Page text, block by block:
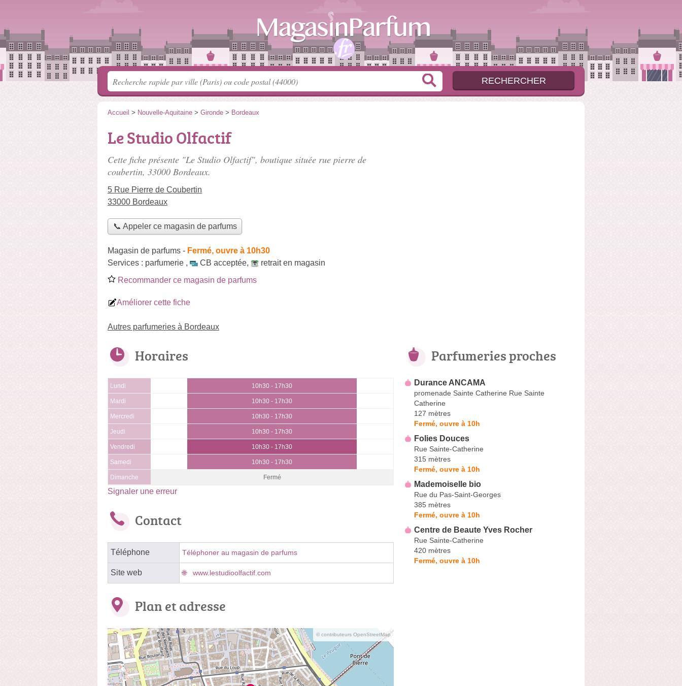
Accueil > Nouvelle-Aquitaine > Gironde > Bordeaux
Le Studio Olfactif
Cette fiche présente "Le Studio Olfactif", boutique située rue pierre de
coubertin, 33000 Bordeaux.
5 Rue Pierre de Coubertin
33000 Bordeaux
📞 Appeler ce magasin de parfums
Magasin de parfums - Fermé, ouvre à 10h30
Services : parfumerie , CB acceptée,
retrait en magasin
Recommander ce magasin de parfums
Améliorer cette fiche
Autres parfumeries à Bordeaux
Horaires
Lundi 10h30 - 17h30
Mardi 10h30 - 17h30
Mercredi 10h30 - 17h30
Jeudi 10h30 - 17h30
Vendredi 10h30 - 17h30
Samedi 10h30 - 17h30
Dimanche Fermé
Signaler une erreur
Contact
Téléphone Téléphoner au magasin de parfums
Site web www.lestudioolfactif.com
Plan et adresse
© contributeurs OpenStreetMap
Parfumeries proches
Durance ANCAMA
promenade Sainte Catherine Rue Sainte
Catherine
127 mètres
Fermé, ouvre à 10h
Folies Douces
Rue Sainte-Catherine
315 mètres
Fermé, ouvre à 10h
Mademoiselle bio
Rue du Pas-Saint-Georges
385 mètres
Fermé, ouvre à 10h
Centre de Beaute Yves Rocher
Rue Sainte-Catherine
420 mètres
Fermé, ouvre à 10h